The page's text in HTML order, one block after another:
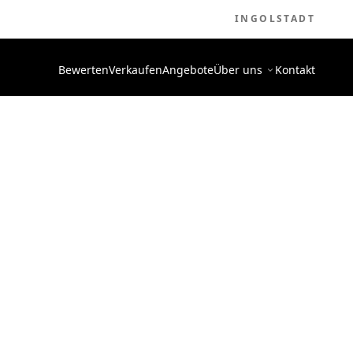
INGOLSTADT
BewertenVerkaufenAngeboteÜber uns Kontakt